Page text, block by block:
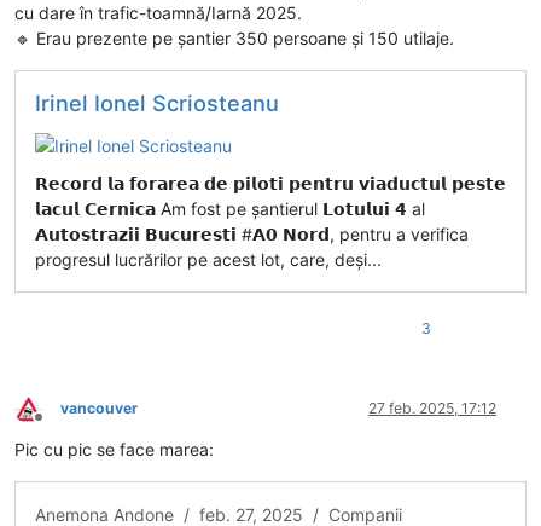
cu dare în trafic-toamnă/Iarnă 2025.
🔹️ Erau prezente pe șantier 350 persoane și 150 utilaje.
Irinel Ionel Scriosteanu
𝗥𝗲𝗰𝗼𝗿𝗱 𝗹𝗮 𝗳𝗼𝗿𝗮𝗿𝗲𝗮 𝗱𝗲 𝗽𝗶𝗹𝗼𝘁𝗶 𝗽𝗲𝗻𝘁𝗿𝘂 𝘃𝗶𝗮𝗱𝘂𝗰𝘁𝘂𝗹 𝗽𝗲𝘀𝘁𝗲
𝗹𝗮𝗰𝘂𝗹 𝗖𝗲𝗿𝗻𝗶𝗰𝗮 Am fost pe șantierul 𝗟𝗼𝘁𝘂𝗹𝘂𝗶 𝟰 al
𝗔𝘂𝘁𝗼𝘀𝘁𝗿𝗮𝘇𝗶𝗶 𝗕𝘂𝗰𝘂𝗿𝗲𝘀𝘁𝗶 #𝗔𝟬 𝗡𝗼𝗿𝗱, pentru a verifica
progresul lucrărilor pe acest lot, care, deși...
3
Deconectat
vancouver 27 feb. 2025, 17:12
Pic cu pic se face marea:
Anemona Andone / feb. 27, 2025 / Companii